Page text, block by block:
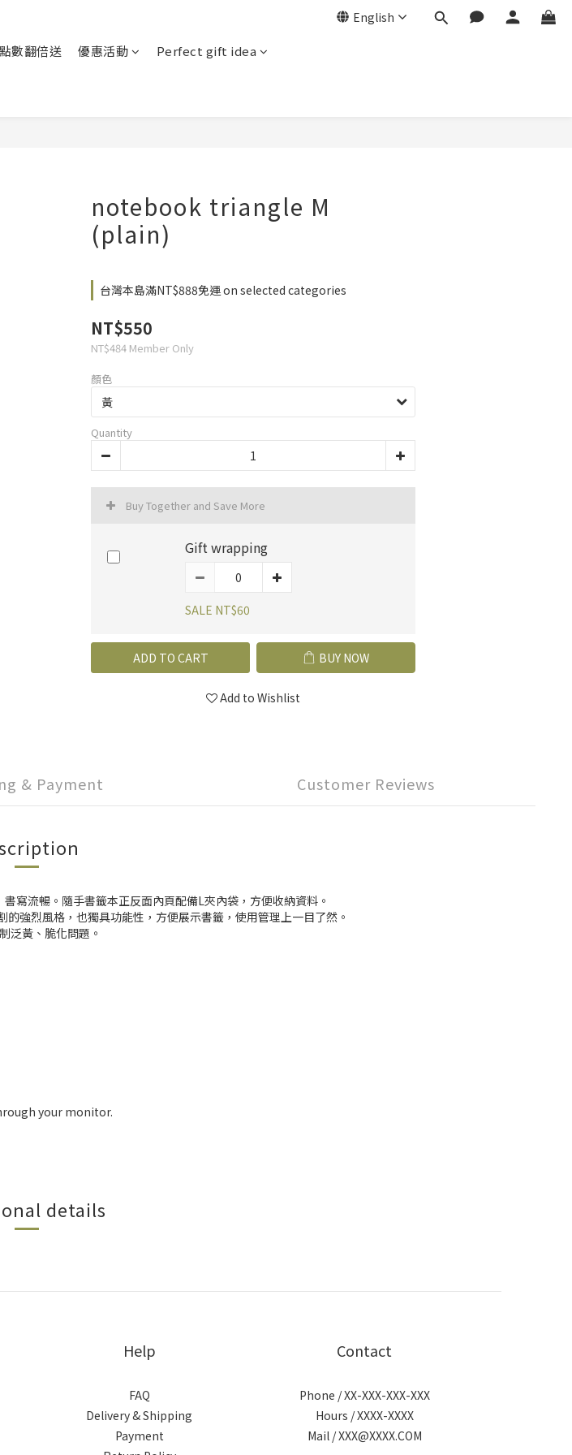
English
數翻倍送 優惠活動
Perfect gift idea
notebook triangle M
(plain)
台灣本島滿NT$888免運 on selected categories
NT$550
NT$484 Member Only
顏色
Quantity
Buy Together and Save More
Gift wrapping
SALE NT$60
ADD TO CART BUY NOW
Add to Wishlist
& Payment Customer Reviews
寫流暢。隨手書籤本正反面內頁配備L夾內袋，方便收納資料。
強烈風格，也獨具功能性，方便展示書籤，使用管理上一目了然。
泛黃、脆化問題。
your monitor.
details
Help
FAQ
Delivery & Shipping
Payment
Contact
Phone / XX-XXX-XXX-XXX
Hours / XXXX-XXXX
Mail / XXX@XXXX.COM